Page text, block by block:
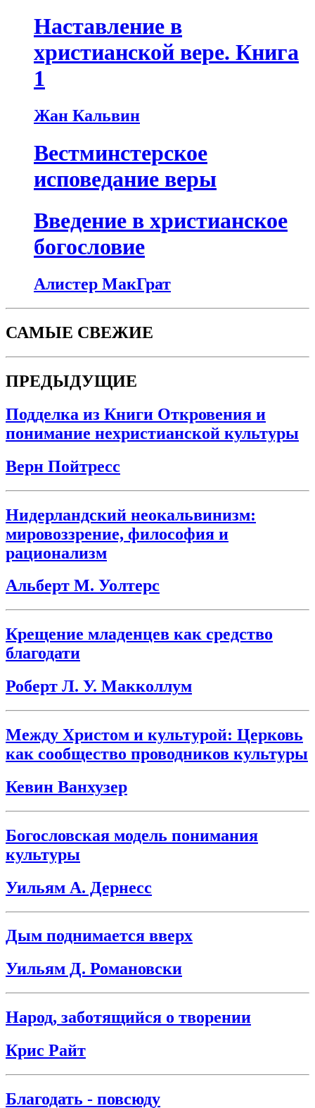
Наставление в
христианской вере. Книга
1
Жан Кальвин
Вестминстерское
исповедание веры
Введение в христианское
богословие
Алистер МакГрат
САМЫЕ СВЕЖИЕ
ПРЕДЫДУЩИЕ
Подделка из Книги Откровения и
понимание нехристианской культуры
Верн Пойтресс
Нидерландский неокальвинизм:
мировоззрение, философия и
рационализм
Альберт М. Уолтерс
Крещение младенцев как средство
благодати
Роберт Л. У. Макколлум
Между Христом и культурой: Церковь
как сообщество проводников культуры
Кевин Ванхузер
Богословская модель понимания
культуры
Уильям А. Дернесс
Дым поднимается вверх
Уильям Д. Романовски
Народ, заботящийся о творении
Крис Райт
Благодать - повсюду